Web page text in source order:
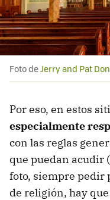
Foto deJerry and Pat
Por eso, en estos
especialmente
con las reglas
que puedan acudir
foto, siempre pedir
de religión, hay